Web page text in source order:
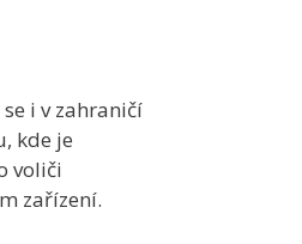
i v zahraničí
kde je
voliči
zařízení.